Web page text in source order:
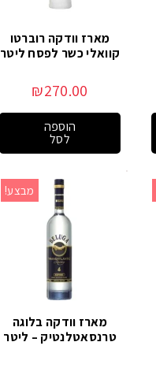
מארז וודקה רוברטו
קוואלי כשר לפסח ליטר
₪270.00
הוספה
לסל
מבצע!
מארז וודקה בלוגה
טרנסאטלנטיק – ליטר